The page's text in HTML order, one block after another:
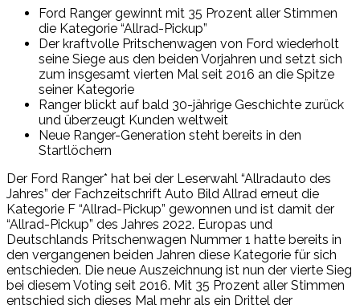
Ford Ranger gewinnt mit 35 Prozent aller Stimmen
die Kategorie “Allrad-Pickup”
Der kraftvolle Pritschenwagen von Ford wiederholt
seine Siege aus den beiden Vorjahren und setzt sich
zum insgesamt vierten Mal seit 2016 an die Spitze
seiner Kategorie
Ranger blickt auf bald 30-jährige Geschichte zurück
und überzeugt Kunden weltweit
Neue Ranger-Generation steht bereits in den
Startlöchern
Der Ford Ranger* hat bei der Leserwahl “Allradauto des
Jahres” der Fachzeitschrift Auto Bild Allrad erneut die
Kategorie F “Allrad-Pickup” gewonnen und ist damit der
“Allrad-Pickup” des Jahres 2022. Europas und
Deutschlands Pritschenwagen Nummer 1 hatte bereits in
den vergangenen beiden Jahren diese Kategorie für sich
entschieden. Die neue Auszeichnung ist nun der vierte Sieg
bei diesem Voting seit 2016. Mit 35 Prozent aller Stimmen
entschied sich dieses Mal mehr als ein Drittel der